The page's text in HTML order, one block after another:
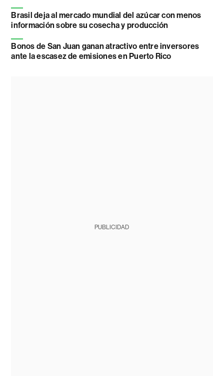
Brasil deja al mercado mundial del azúcar con menos
información sobre su cosecha y producción
Bonos de San Juan ganan atractivo entre inversores
ante la escasez de emisiones en Puerto Rico
PUBLICIDAD